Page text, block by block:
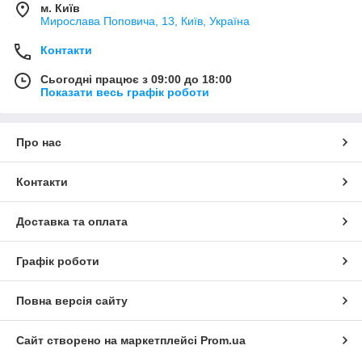
м. Київ
Мирослава Поповича, 13, Київ, Україна
Контакти
Сьогодні працює з 09:00 до 18:00
Показати весь графік роботи
Про нас
Контакти
Доставка та оплата
Графік роботи
Повна версія сайту
Сайт створено на маркетплейсі Prom.ua